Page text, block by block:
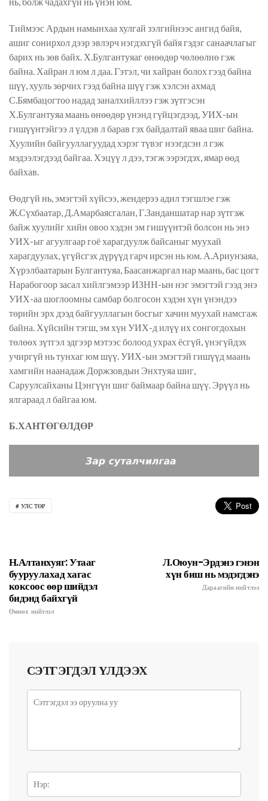
Тиймээс Ардын намынхаа хулгай зэлгийнээс ангид байя,
ашиг сонирхол дээр эвлэрч нэгдэхгүй байя гэдэг санаачлагыг
барих нь зөв байх. Х.Булгантуяаг өнөөдөр чөлөөлнө гэж
байна. Хайран л юм л даа. Гэтэл, чи хайран болох гээд байна
шүү, хууль зөрчих гээд байна шүү гэж хэлсэн ахмад
С.Бямбацогтоо надад заналхийллээ гэж зүтгэсэн
Х.Булгантуяа маань өнөөдөр үнэнд гүйцэгдээд, УИХ-ын
гишүүнтэйгээ л үлдэв л барав гэх байдалтай яваа шиг байна.
Хуулийн байгууллагуудад хэрэг түвэг нээгдсэн л гэж
мэдээлэгдээд байгаа. Хэцүү л дээ, тэгж ээрэгдэх, ямар өөд
байхав.
Өөдгүй нь, эмэгтэй хүйсээ, жендерээ адил тэгшлэе гэж
Ж.Сүхбаатар, Д.Амарбаясгалан, Г.Занданшатар нар зүтгэж
байж хуулийг хийн овоо хэдэн эм гишүүнтэй болсон нь энэ
УИХ-ыг агуулгаар гоё харагдуулж байсаныг муухай
харагдуулах, үгүйсгэх дүрүүд гарч ирсэн нь юм. А.Ариунзаяа,
Хүрэлбаатарын Булгантуяа, Баасанжаргал нар маань, бас цогт
Нарабогоор засал хийлгэмээр ИЗНН-ын нэг эмэгтэй гээд энэ
УИХ-аа шоглоомны самбар болгосон хэдэн хүн үнэндээ
төрийн эрх дээд байгууллагын босгыг хачин муухай намсгаж
байна. Хүйсийн тэгш, эм хүн УИХ-д илүү их сонгогдохын
төлөөх зүтгэл эдгээр мэтээс болоод ухрах ёсгүй, үнэгүйдэх
учиргүй нь тунхаг юм шүү. УИХ-ын эмэгтэй гишүүд маань
хамгийн наанадаж Доржзовдын Энхтуяа шиг,
Саруулсайханы Цэнгүүн шиг баймаар байна шүү. Эрүүл нь
ялгараад л байгаа юм.
Б.ХАНТӨГӨЛДӨР
УЛС ТӨР
Н.Алтанхуяг: Утааг
бууруулахад хагас
коксоос өөр шийдэл
бидэнд байхгүй
Өмнөх нийтлэл
Л.Оюун-Эрдэнэ гэнэн
хүн биш нь мэдэгдэнэ
Дараагийн нийтлэл
СЭТГЭГДЭЛ ҮЛДЭЭХ